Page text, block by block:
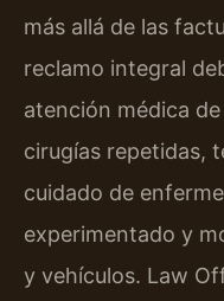
más allá de las
reclamo integral
atención médica
cirugías repetidas,
cuidado de
experimentado y
y vehículos. Law